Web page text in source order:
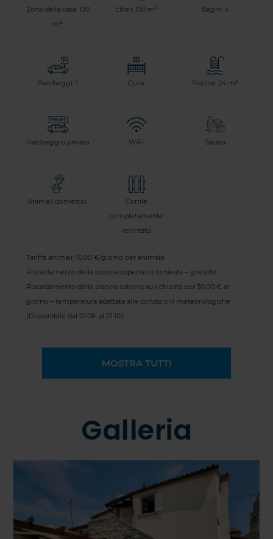
Zona della casa: 130
m²
Ettari: 150 m² Bagni: 4
Parcheggi: 1 Culla Piscina: 24 m²
Parcheggio privato WiFi Sauna
Animali domestici
Cortile
completamente
recintato
Tariffa animali: 10,00 €/giorno per animale.
Riscaldamento della piscina coperta su richiesta – gratuito.
Riscaldamento della piscina esterna su richiesta per 30,00 € al
giorno – temperatura adattata alle condizioni meteorologiche
(Disponibile dal 01.06. al 01.10.)
MOSTRA TUTTI
Galleria